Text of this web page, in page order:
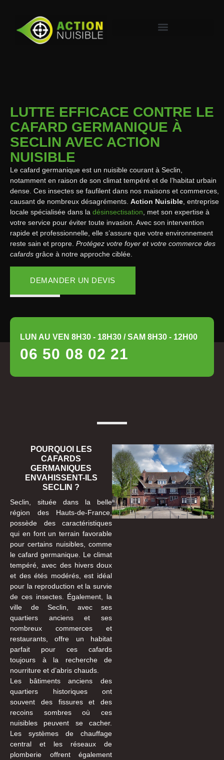
LUTTE EFFICACE CONTRE LE
CAFARD GERMANIQUE À
SECLIN AVEC ACTION
NUISIBLE
Le cafard germanique est un nuisible courant à Seclin,
notamment en raison de son climat tempéré et de l’habitat urbain
dense. Ces insectes se faufilent dans nos maisons et commerces,
causant de nombreux désagréments. Action Nuisible , entreprise
locale spécialisée dans la désinsectisation , met son expertise à
votre service pour éviter toute invasion. Avec son intervention
rapide et professionnelle, elle s’assure que votre environnement
reste sain et propre. Protégez votre foyer et votre commerce des
cafards grâce à notre approche ciblée.
DEMANDER UN DEVIS
LUN AU VEN 8H30 - 18H30 / SAM 8H30 - 12H00
06 50 08 02 21
POURQUOI LES
CAFARDS
GERMANIQUES
ENVAHISSENT-ILS
SECLIN ?
Seclin, située dans la belle
région des Hauts-de-France,
possède des caractéristiques
qui en font un terrain favorable
pour certains nuisibles, comme
le cafard germanique. Le climat
tempéré, avec des hivers doux
et des étés modérés, est idéal
pour la reproduction et la survie
de ces insectes. Également, la
ville de Seclin, avec ses
quartiers anciens et ses
nombreux commerces et
restaurants, offre un habitat
parfait pour ces cafards
toujours à la recherche de
nourriture et d’abris chauds.
Les bâtiments anciens des
quartiers historiques ont
souvent des fissures et des
recoins sombres où ces
nuisibles peuvent se cacher.
Les systèmes de chauffage
central et les réseaux de
plomberie offrent également